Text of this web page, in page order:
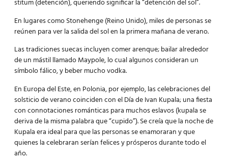
stitum (detención), queriendo significar la “detención del sol”.
En lugares como Stonehenge (Reino Unido), miles de personas se
reúnen para ver la salida del sol en la primera mañana de verano.
Las tradiciones suecas incluyen comer arenque; bailar alrededor
de un mástil llamado Maypole, lo cual algunos consideran un
símbolo fálico, y beber mucho vodka.
En Europa del Este, en Polonia, por ejemplo, las celebraciones del
solsticio de verano coinciden con el Día de Ivan Kupala; una fiesta
con connotaciones románticas para muchos eslavos (kupala se
deriva de la misma palabra que “cupido”). Se creía que la noche de
Kupala era ideal para que las personas se enamoraran y que
quienes la celebraran serían felices y prósperos durante todo el
año.